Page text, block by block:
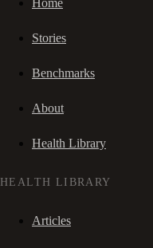
Home
Stories
Benchmarks
About
Health Library
HEALTH LIBRARY
Articles